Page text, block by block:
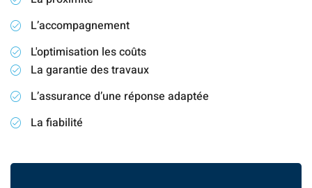
L’accompagnement
L'optimisation les coûts
La garantie des travaux
L’assurance d’une réponse adaptée
La fiabilité